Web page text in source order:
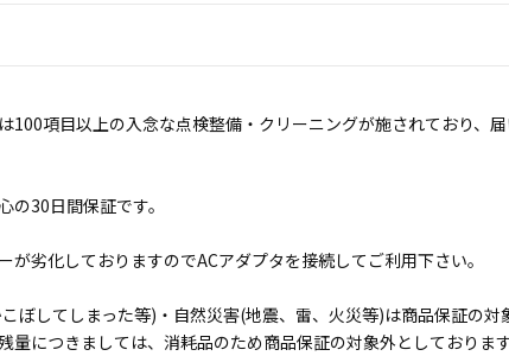
100項目以上の入念な点検整備・クリーニングが施されており、
の30日間保証です。
劣化しておりますのでACアダプタを接続してご利用下さい。
ぼしてしまった等)・自然災害(地震、雷、火災等)は商品保証の対
につきましては、消耗品のため商品保証の対象外としておりま